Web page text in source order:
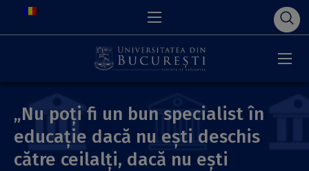
„Nu poți fi un bun specialist în
educație dacă nu ești deschis
către ceilalți, dacă nu ești